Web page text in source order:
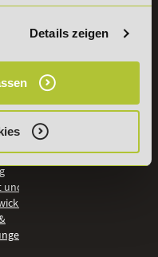
Details zeigen